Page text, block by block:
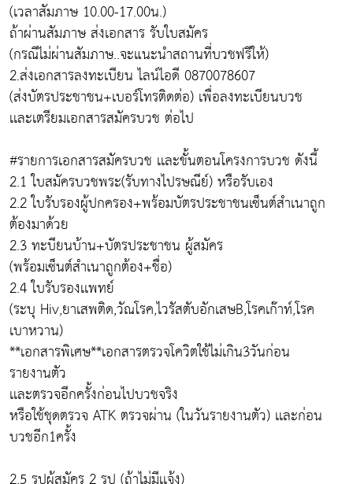
(เวลาสัมภาษ 10.00-17.00น.)
ถ้าผ่านสัมภาษ ส่งเอกสาร รับใบสมัคร
(กรณีไม่ผ่านสัมภาษ..จะแนะนำสถานที่บวชฟรีให้)
2.ส่งเอกสารลงทะเบียน ไลน์ไอดี 0870078607
(ส่งบัตรประชาชน+เบอร์โทรติดต่อ) เพื่อลงทะเบียนบวช
เเละเตรียมเอกสารสมัครบวช ต่อไป
#รายการเอกสารสมัครบวช เเละขั้นตอนโครงการบวช ดังนี้
2.1 ใบสมัครบวชพระ(รับทางไปรษณีย์) หรือรับเอง
2.2 ใบรับรองผู้ปกครอง+พร้อมบัตรประชาชนเซ็นต์สำเนาถูก
ต้องมาด้วย
2.3 ทะบียนบ้าน+บัตรประชาชน ผู้สมัคร
(พร้อมเซ็นต์สำเนาถูกต้อง+ชื่อ)
2.4 ใบรับรองเเพทย์
(ระบุ Hiv,ยาเสพติด,วัณโรค,ไวรัสตับอักเสษB,โรคเก๊าท์,โรค
เบาหวาน)
**เอกสารพิเศษ**เอกสารตรวจโควิตใช้ไม่เกิน3วันก่อน
รายงานตัว
เเละตรวจอีกครั้งก่อนไปบวชจริง
หรือใช้ชุดตรวจ ATK ตรวจผ่าน (ในวันรายงานตัว) เเละก่อน
บวชอีก1ครั้ง